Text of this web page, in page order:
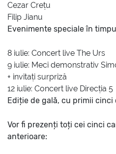
Cezar Crețu
Filip Jianu
Evenimente speciale în
8 iulie: Concert live The Urs
9 iulie: Meci demonstrativ
+ invitați surpriză
12 iulie: Concert live Direcția 5
Ediție de gală, cu primii cinci
Vor fi prezenți toți cei cinci
anterioare: